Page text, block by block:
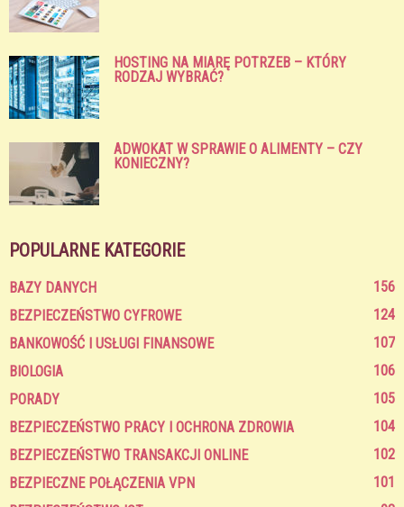
HOSTING NA MIARĘ POTRZEB – KTÓRY
RODZAJ WYBRAĆ?
ADWOKAT W SPRAWIE O ALIMENTY – CZY
KONIECZNY?
POPULARNE KATEGORIE
BAZY DANYCH
156
BEZPIECZEŃSTWO CYFROWE
124
BANKOWOŚĆ I USŁUGI FINANSOWE
107
BIOLOGIA
106
PORADY
105
BEZPIECZEŃSTWO PRACY I OCHRONA ZDROWIA
104
BEZPIECZEŃSTWO TRANSAKCJI ONLINE
102
BEZPIECZNE POŁĄCZENIA VPN
101